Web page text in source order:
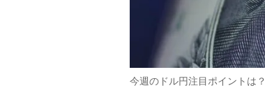
今週のドル円注目ポイントは？